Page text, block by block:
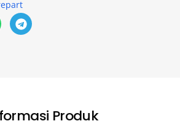
Produk